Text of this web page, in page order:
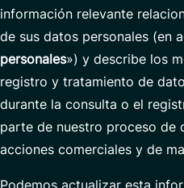
información relevante
de sus datos personales (en
personales») y describe los
registro y tratamiento de
durante la consulta o el
parte de nuestro proceso de
acciones comerciales y de
Podemos actualizar esta